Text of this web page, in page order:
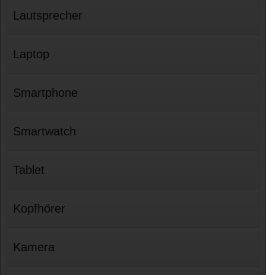
Lautsprecher
Laptop
Smartphone
Smartwatch
Tablet
Kopfhörer
Kamera